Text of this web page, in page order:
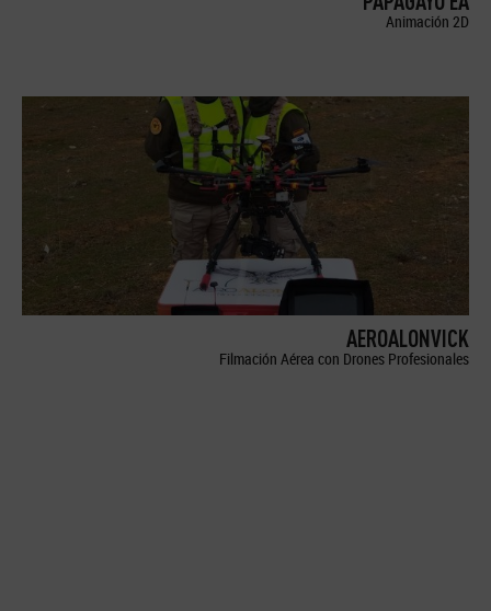
Animación 2D
AEROALONVICK
Filmación Aérea con Drones Profesionales